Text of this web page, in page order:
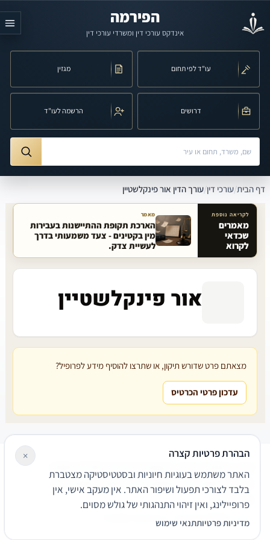
הפירמה
אינדקס עורכי דין ומשרדי עורכי דין
עו"ד לפי תחום מגזין
דרושים הרשמה לעו"ד
חיפוש לפי שם, משרד, תחום משפט או עיר
דף הבית/עורכי דין/עורך הדין אור פינקלשטיין
מאמרים קשורים באתר
לקריאה נוספת
מאמרים
שכדאי
לקרוא
מאמר
הארכת תקופת ההתיישנות בעבירות
מין בקטינים - צעד משמעותי בדרך
לעשיית צדק.
אור פינקלשטיין
מצאתם פרט שדורש תיקון, או שתרצו להוסיף מידע לפרופיל?
עדכון פרטי הכרטיס
שירותים משפטיים
דרושים צור קשר נגישותפרטיות
תנאי שימוש
© 2026 הפירמה. כל הזכויות שמורות.
הבהרת פרטיות קצרה
האתר משתמש בעוגיות חיוניות ובסטטיסטיקה מצטברת
בלבד לצורכי תפעול ושיפור האתר. אין מעקב אישי, אין
פרופיילינג, ואין זיהוי התנהגותי של גולש מסוים.
מדיניות פרטיותתנאי שימוש
×